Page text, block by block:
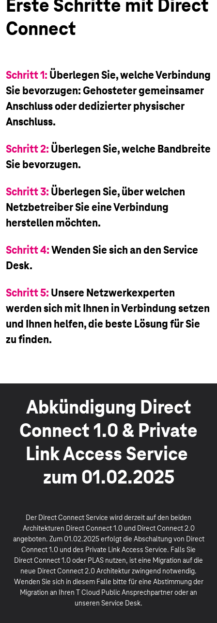
Erste Schritte mit Direct
Connect
Schritt 1: Überlegen Sie, welche Verbindung
Sie bevorzugen: Gehosteter gemeinsamer
Anschluss oder dedizierter physischer
Anschluss.
Schritt 2: Überlegen Sie, welche Bandbreite
Sie bevorzugen.
Schritt 3: Überlegen Sie, über welchen
Netzbetreiber Sie eine Verbindung
herstellen möchten.
Schritt 4:Wenden Sie sich an den Service
Desk.
Schritt 5: Unsere Netzwerkexperten
werden sich mit Ihnen in Verbindung setzen
und Ihnen helfen, die beste Lösung für Sie
zu finden.
Abkündigung Direct
Connect 1.0 & Private
Link Access Service
zum 01.02.2025
Der Direct Connect Service wird derzeit auf den beiden
Architekturen Direct Connect 1.0 und Direct Connect 2.0
angeboten. Zum 01.02.2025 erfolgt die Abschaltung von Direct
Connect 1.0 und des Private Link Access Service. Falls Sie
Direct Connect 1.0 oder PLAS nutzen, ist eine Migration auf die
neue Direct Connect 2.0 Architektur zwingend notwendig.
Wenden Sie sich in diesem Falle bitte für eine Abstimmung der
Migration an Ihren T Cloud Public Ansprechpartner oder an
unseren Service Desk.